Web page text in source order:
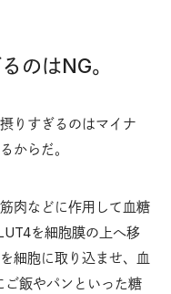
のはNG。
りすぎるのはマイナ
からだ。
肉などに作用して血糖
を細胞膜の上へ移
細胞に取り込ませ、血
飯やパンといった糖